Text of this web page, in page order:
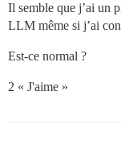
Il semble que j’ai un
LLM même si j’ai
Est-ce normal ?
2 « J'aime »